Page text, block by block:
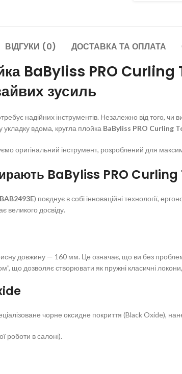
ВІДГУКИ (0) ДОСТАВКА ТА ОПЛАТА
BaByliss PRO
зусиль
надійних інструментів. Незалежно від того,
укладку вдома, кругла плойка BaByliss PRO Curling
оригінальний інструмент, розроблений для
BaByliss PRO
BAB2493E) поєднує в собі інноваційні технології,
великого досвіду.
довжину — 160 мм. Це означає, що ви без
що дозволяє створювати як пружні класичні локони,
чорне оксидне покриття (Black Oxide),
роботи в салоні).